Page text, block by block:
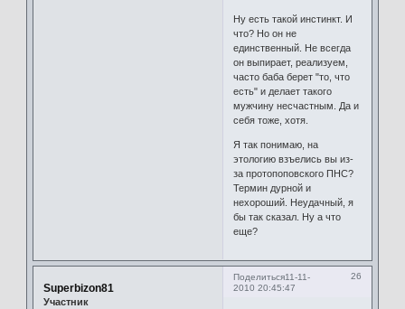
Ну есть такой инстинкт. И
что? Но он не
единственный. Не всегда
он выпирает, реализуем,
часто баба берет "то, что
есть" и делает такого
мужчину несчастным. Да и
себя тоже, хотя.
Я так понимаю, на
этологию взъелись вы из-
за протопоповского ПНС?
Термин дурной и
нехороший. Неудачный, я
бы так сказал. Ну а что
еще?
Поделиться 26
11-11-
2010 20:45:47
Superbizon81
Участник